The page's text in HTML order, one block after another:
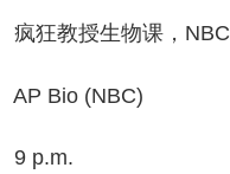
教授生物课，NBC
Bio (NBC)